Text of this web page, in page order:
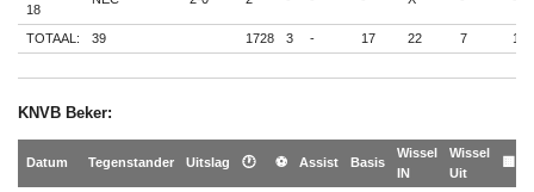
18
TOTAAL: 39 1728 3 - 17 22 7 1
KNVB Beker:
Datum Tegenstander Uitslag 🕐 ⚽ Assist Basis
Wissel
IN
Wissel
Uit
🟨